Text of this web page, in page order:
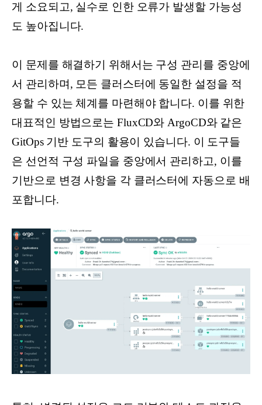
게 소요되고, 실수로 인한 오류가 발생할 가능성
도 높아집니다.
이 문제를 해결하기 위해서는 구성 관리를 중앙에
서 관리하며, 모든 클러스터에 동일한 설정을 적
용할 수 있는 체계를 마련해야 합니다. 이를 위한
대표적인 방법으로는 FluxCD와 ArgoCD와 같은
GitOps 기반 도구의 활용이 있습니다. 이 도구들
은 선언적 구성 파일을 중앙에서 관리하고, 이를
기반으로 변경 사항을 각 클러스터에 자동으로 배
포합니다.